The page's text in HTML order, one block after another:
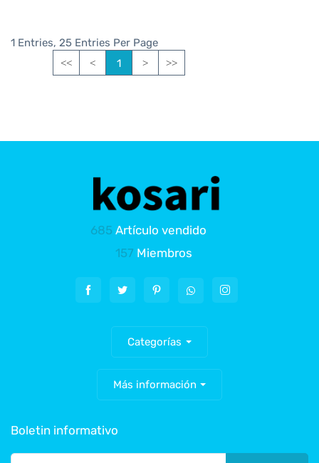
1 Entries, 25 Entries Per Page
<< < 1 > >>
685 Artículo vendido
157 Miembros
Categorías
Más información
Boletin informativo